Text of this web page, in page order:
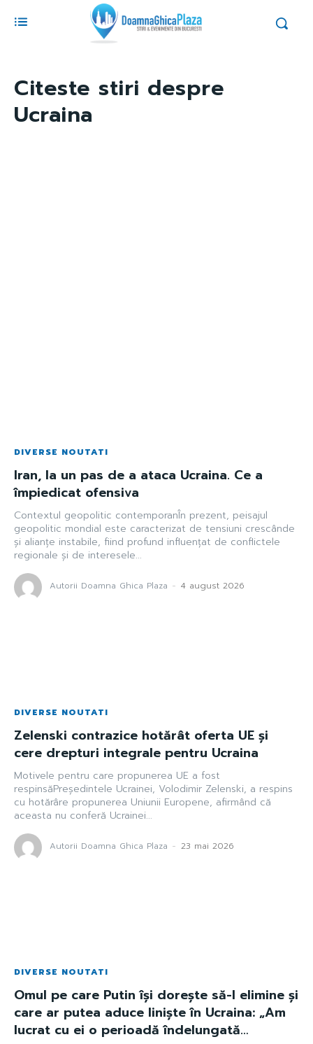
Citeste stiri despre
Ucraina
DIVERSE NOUTATI
Iran, la un pas de a ataca Ucraina. Ce a
împiedicat ofensiva
Contextul geopolitic contemporanÎn prezent, peisajul
geopolitic mondial este caracterizat de tensiuni crescânde
și alianțe instabile, fiind profund influențat de conflictele
regionale și de interesele...
Autorii Doamna Ghica Plaza - 4 august 2026
DIVERSE NOUTATI
Zelenski contrazice hotărât oferta UE și
cere drepturi integrale pentru Ucraina
Motivele pentru care propunerea UE a fost
respinsăPreședintele Ucrainei, Volodimir Zelenski, a respins
cu hotărâre propunerea Uniunii Europene, afirmând că
aceasta nu conferă Ucrainei...
Autorii Doamna Ghica Plaza - 23 mai 2026
DIVERSE NOUTATI
Omul pe care Putin își dorește să-l elimine și
care ar putea aduce liniște în Ucraina: „Am
lucrat cu ei o perioadă îndelungată…